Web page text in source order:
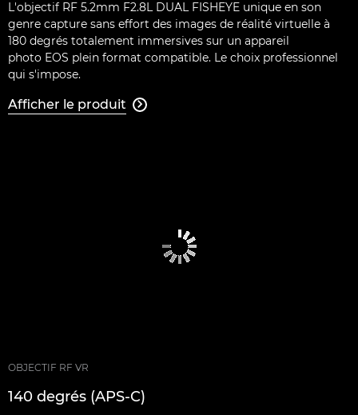
L'objectif RF 5.2mm F2.8L DUAL FISHEYE unique en son
genre capture sans effort des images de réalité virtuelle à
180 degrés totalement immersives sur un appareil
photo EOS plein format compatible. Le choix professionnel
qui s'impose.
Afficher le produit 
OBJECTIF RF VR
140 degrés (APS-C)